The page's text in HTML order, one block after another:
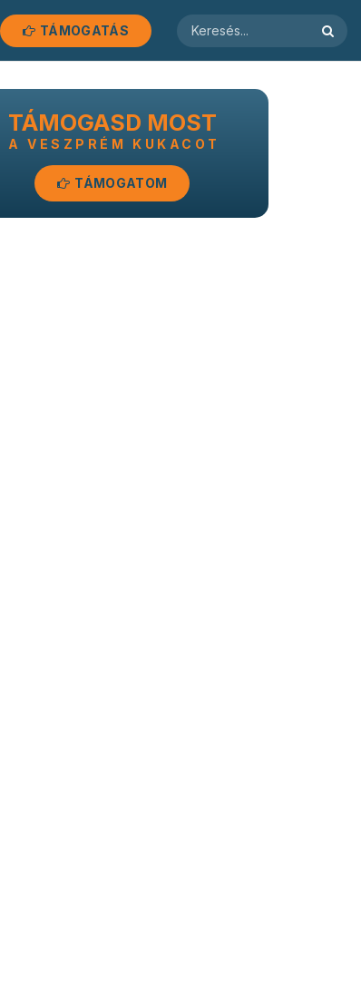
TÁMOGATÁS
TÁMOGASD MOST
A VESZPRÉM KUKACOT
TÁMOGATOM